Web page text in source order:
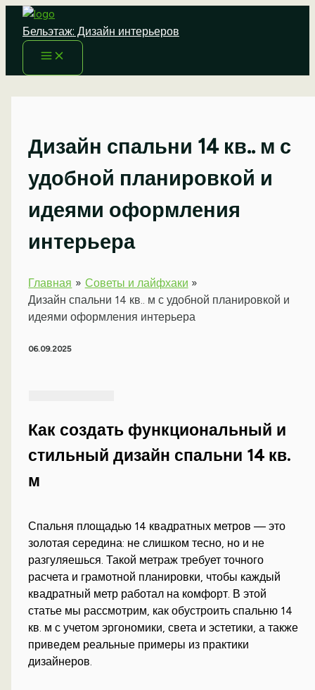
Перейти
содержимому
Бельэтаж: Дизайн интерьеров
Дизайн спальни 14 кв.. м с
удобной планировкой и
идеями оформления
интерьера
Главная
Советы и лайфхаки
Дизайн спальни 14 кв.. м с удобной планировкой и
идеями оформления интерьера
06.09.2025
Как создать функциональный и
стильный дизайн спальни 14 кв.
м
Спальня площадью 14 квадратных метров — это
золотая середина: не слишком тесно, но и не
разгуляешься. Такой метраж требует точного
расчета и грамотной планировки, чтобы каждый
квадратный метр работал на комфорт. В этой
статье мы рассмотрим, как обустроить спальню 14
кв. м с учетом эргономики, света и эстетики, а также
приведем реальные примеры из практики
дизайнеров.